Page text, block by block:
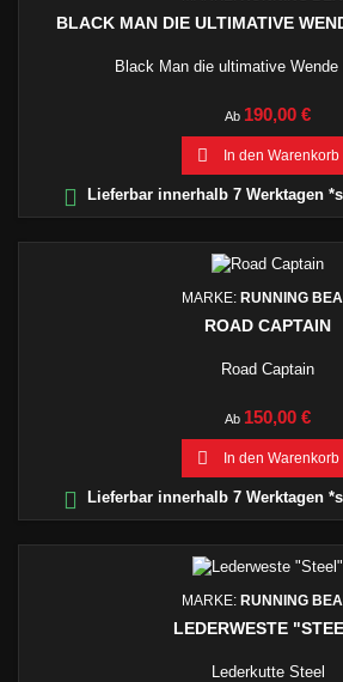
BLACK MAN DIE ULTIMATIVE
Black Man die ultimative Wende
Ab Preis
190,00 €
 In den Warenkorb
 Lieferbar innerhalb 7 Werktagen
MARKE: RUNNING
ROAD CAPTAIN
Road Captain
Ab Preis
150,00 €
 In den Warenkorb
 Lieferbar innerhalb 7 Werktagen
MARKE: RUNNING
LEDERWESTE
Lederkutte Steel